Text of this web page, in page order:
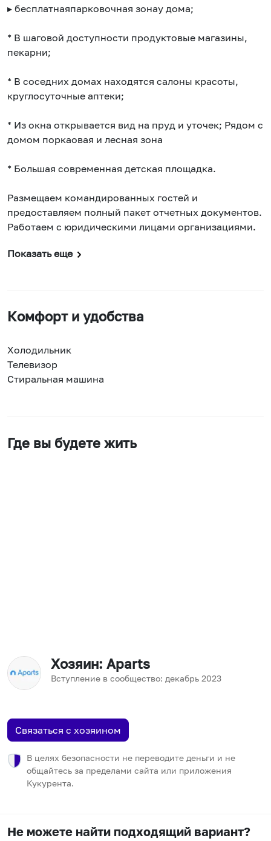
▸ бесплатнаяпарковочная зонау дома;
* В шаговой доступности продуктовые магазины,
пекарни;
* В соседних домах находятся салоны красоты,
круглосуточные аптеки;
* Из окна открывается вид на пруд и уточек; Рядом с
домом поркаовая и лесная зона
* Большая современная детская площадка.
Размещаем командированных гостей и
предоставляем полный пакет отчетных документов.
Работаем с юридическими лицами организациями.
Показать еще
Комфорт и удобства
Холодильник
Телевизор
Стиральная машина
Где вы будете жить
Хозяин: Aparts
Вступление в сообщество: декабрь 2023
Связаться с хозяином
В целях безопасности не переводите деньги и не
общайтесь за пределами сайта или приложения
Кукурента.
Не можете найти подходящий вариант?